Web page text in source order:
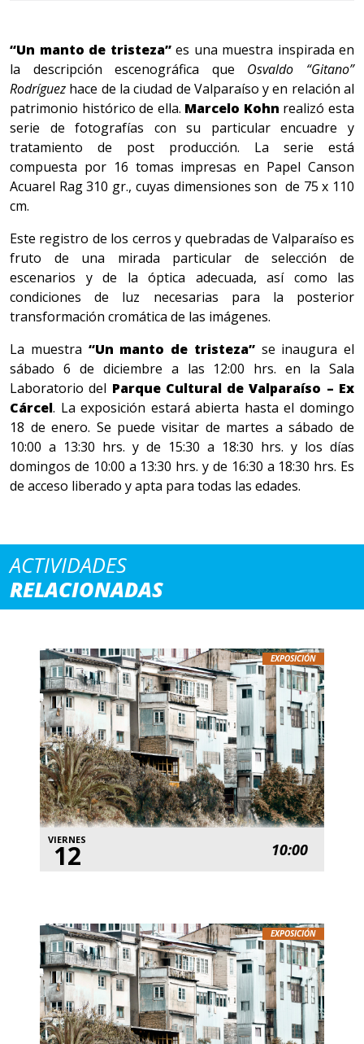
“Un manto de tristeza”es una muestra inspirada en
la descripción escenográfica que Osvaldo “Gitano”
Rodríguez hace de la ciudad de Valparaíso y en relación al
patrimonio histórico de ella. Marcelo Kohn realizó esta
serie de fotografías con su particular encuadre y
tratamiento de post producción. La serie está
compuesta por 16 tomas impresas en Papel Canson
Acuarel Rag 310 gr., cuyas dimensiones son de 75 x 110
cm.
Este registro de los cerros y quebradas de Valparaíso es
fruto de una mirada particular de selección de
escenarios y de la óptica adecuada, así como las
condiciones de luz necesarias para la posterior
transformación cromática de las imágenes.
La muestra “Un manto de tristeza” se inaugura el
sábado 6 de diciembre a las 12:00 hrs. en la Sala
Laboratorio del Parque Cultural de Valparaíso – Ex
Cárcel. La exposición estará abierta hasta el domingo
18 de enero. Se puede visitar de martes a sábado de
10:00 a 13:30 hrs. y de 15:30 a 18:30 hrs. y los días
domingos de 10:00 a 13:30 hrs. y de 16:30 a 18:30 hrs. Es
de acceso liberado y apta para todas las edades.
ACTIVIDADES
RELACIONADAS
EXPOSICIÓN
VIERNES
12 10:00
EXPOSICIÓN